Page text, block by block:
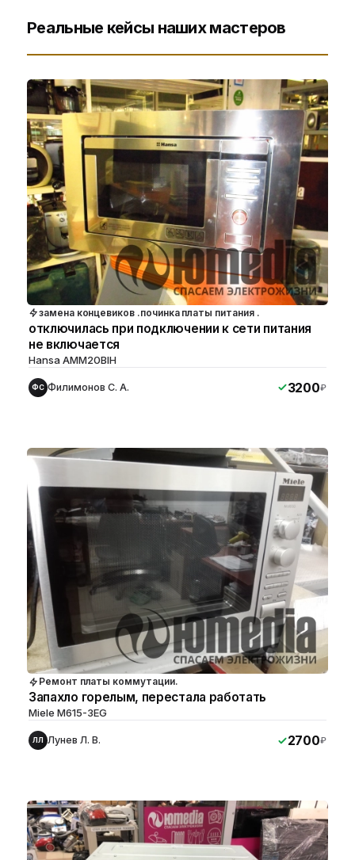
Реальные кейсы наших мастеров
замена концевиков .починка платы питания .
отключилась при подключении к сети питания
не включается
Hansa AMM20BIH
ФС Филимонов С. А. 3200₽
Ремонт платы коммутации.
Запахло горелым, перестала работать
Miele M615-3EG
ЛЛ Лунев Л. В. 2700₽